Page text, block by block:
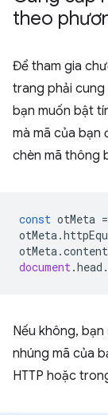
theo
Để tham gia
trang phải
bạn muốn bật
mà mã của bạn
chèn mã thông
const otMeta =
otMeta.
otMeta.content
document.head .
Nếu không,
nhúng mã của
HTTP hoặc